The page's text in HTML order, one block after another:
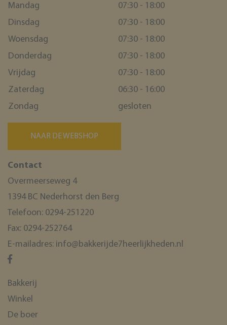
Mandag
07:30 - 18:00
Dinsdag
07:30 - 18:00
Woensdag
07:30 - 18:00
Donderdag
07:30 - 18:00
Vrijdag
07:30 - 18:00
Zaterdag
06:30 - 16:00
Zondag
gesloten
NAAR DE WEBSHOP
Contact
Overmeerseweg 4
1394 BC Nederhorst den Berg
Telefoon: 0294-251220
Fax: 0294-252764
E-mailadres: info@bakkerijde7heerlijkheden.nl
Bakkerij
Winkel
De boer